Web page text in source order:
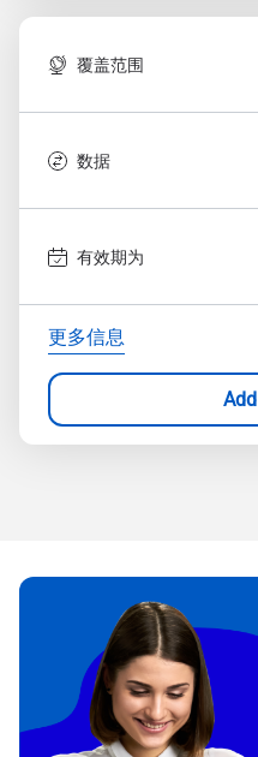
覆盖范围
数据
有效期为
更多信息